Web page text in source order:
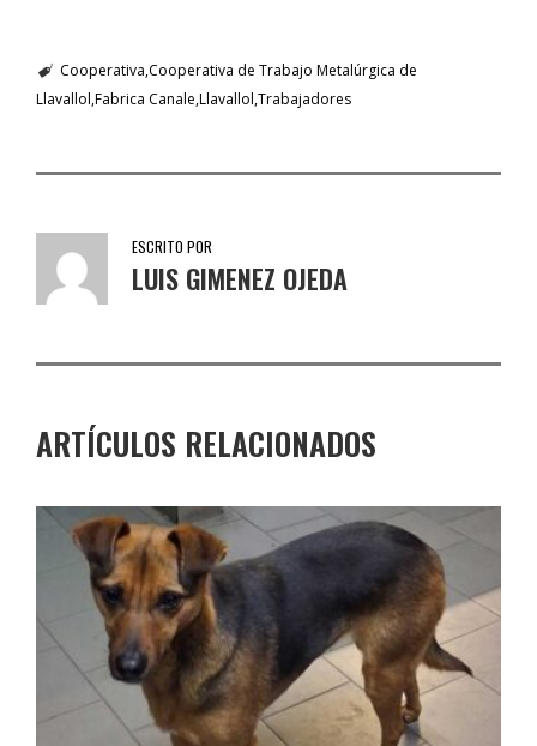
Cooperativa Cooperativa de Trabajo Metalúrgica de
Llavallol Fabrica Canale Llavallol Trabajadores
ESCRITO POR
LUIS GIMENEZ OJEDA
ARTÍCULOS RELACIONADOS